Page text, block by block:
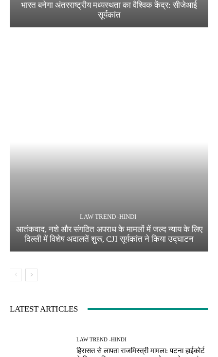
भारत बनेगा अंतरराष्ट्रीय मध्यस्थता का वैश्विक केंद्र: सीजेआई
सूर्यकांत
LAW TREND -HINDI
आतंकवाद, नशे और संगठित अपराध के मामलों में जल्द न्याय के लिए
दिल्ली में विशेष अदालतें शुरू, CJI सूर्यकांत ने किया उद्घाटन
LATEST ARTICLES
LAW TREND -HINDI
हिरासत से लापता राजमिस्त्री मामला: पटना हाईकोर्ट